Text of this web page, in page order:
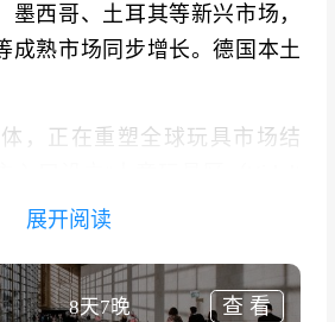
墨西哥、土耳其等新兴市场，
成熟市场同步增长。德国本土
，正在重塑全球玩具市场结
、桌游类、创意幻想类为核
区域。
展开阅读
8天7晚 查 看